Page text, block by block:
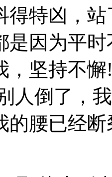
得特凶，
是因为平
，坚持不
人倒了，
的腰已经